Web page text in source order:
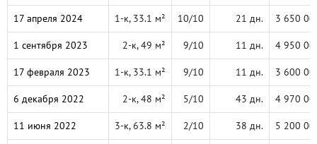
17 апреля 2024 1-к, 33.1 м² 10/10 21 дн. 3 650
1 сентября 2023 2-к, 49 м² 9/10 11 дн. 4 950
17 февраля 2023 1-к, 33.1 м² 9/10 11 дн. 3 600
6 декабря 2022 2-к, 48 м² 5/10 43 дн. 4 970
11 июня 2022 3-к, 63.8 м² 2/10 38 дн. 5 200